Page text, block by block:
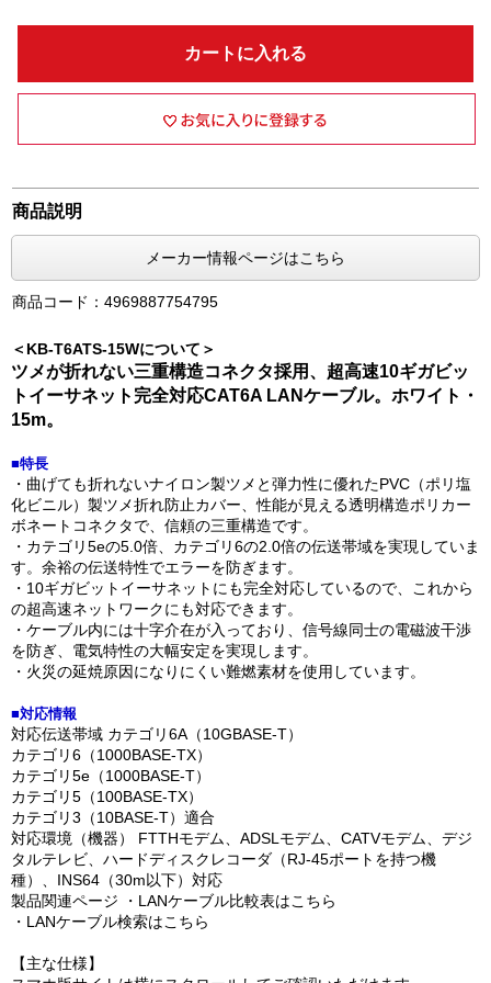
カートに入れる
商品説明
メーカー情報ページはこちら
商品コード：4969887754795
＜KB-T6ATS-15Wについて＞
ツメが折れない三重構造コネクタ採用、超高速10ギガビッ
トイーサネット完全対応CAT6A LANケーブル。ホワイト・
15m。
■特長
・曲げても折れないナイロン製ツメと弾力性に優れたPVC（ポリ塩
化ビニル）製ツメ折れ防止カバー、性能が見える透明構造ポリカー
ボネートコネクタで、信頼の三重構造です。
・カテゴリ5eの5.0倍、カテゴリ6の2.0倍の伝送帯域を実現していま
す。余裕の伝送特性でエラーを防ぎます。
・10ギガビットイーサネットにも完全対応しているので、これから
の超高速ネットワークにも対応できます。
・ケーブル内には十字介在が入っており、信号線同士の電磁波干渉
を防ぎ、電気特性の大幅安定を実現します。
・火災の延焼原因になりにくい難燃素材を使用しています。
■対応情報
対応伝送帯域 カテゴリ6A（10GBASE-T）
カテゴリ6（1000BASE-TX）
カテゴリ5e（1000BASE-T）
カテゴリ5（100BASE-TX）
カテゴリ3（10BASE-T）適合
対応環境（機器） FTTHモデム、ADSLモデム、CATVモデム、デジ
タルテレビ、ハードディスクレコーダ（RJ-45ポートを持つ機
種）、INS64（30m以下）対応
製品関連ページ ・LANケーブル比較表はこちら
・LANケーブル検索はこちら
【主な仕様】